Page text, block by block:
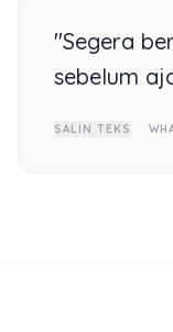
"Segera
sebelum
SALIN TEKS